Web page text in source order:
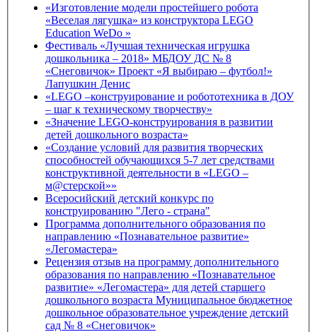
«Изготовление модели простейшего робота
«Веселая лягушка» из конструктора LEGO
Education WeDo »
Фестиваль «Лучшая техническая игрушка
дошкольника – 2018» МБДОУ ДС № 8
«Снеговичок» Проект «Я выбираю – футбол!»
Лапушкин Денис
«LEGO –конструирование и робототехника в ДОУ
– шаг к техническому творчеству»
«Значение LEGO-конструирования в развитии
детей дошкольного возраста»
«Создание условий для развития творческих
способностей обучающихся 5-7 лет средствами
конструктивной деятельности в «LEGO –
м@стерской»»
Всеросийский детский конкурс по
конструированию "Лего - страна"
Программа дополнительного образования по
направлению «Познавательное развитие»
«Легомастера»
Рецензия отзыв на программу дополнительного
образования по направлению «Познавательное
развитие» «Легомастера» для детей старшего
дошкольного возраста Муниципальное бюджетное
дошкольное образовательное учреждение детский
сад № 8 «Снеговичок»